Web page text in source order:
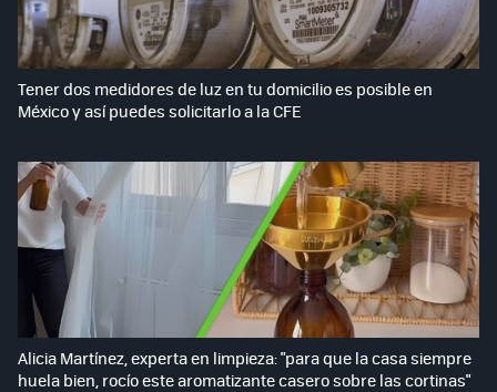
Tener dos medidores de luz en tu domicilio es posible en
México y así puedes solicitarlo a la CFE
Alicia Martínez, experta en limpieza: "para que la casa siempre
huela bien, rocío este aromatizante casero sobre las cortinas"